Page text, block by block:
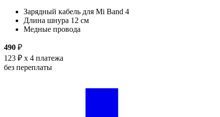
Зарядный кабель для Mi Band 4
Длина шнура 12 см
Медные провода
490 ₽
123 ₽ x 4 платежа
без переплаты